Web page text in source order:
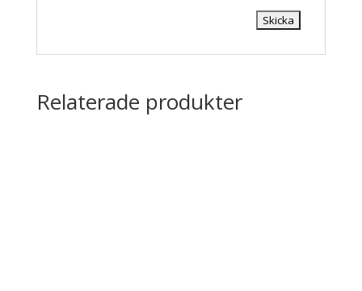
Relaterade produkter